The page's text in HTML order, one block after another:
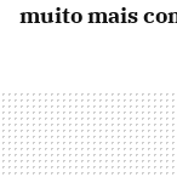
muito mais